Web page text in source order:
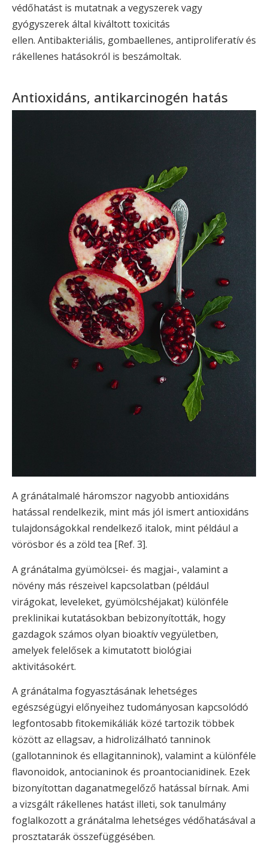
védőhatást is mutatnak a vegyszerek vagy
gyógyszerek által kiváltott toxicitás
ellen. Antibakteriális, gombaellenes, antiproliferatív és
rákellenes hatásokról is beszámoltak.
Antioxidáns, antikarcinogén hatás
A gránátalmalé háromszor nagyobb antioxidáns
hatással rendelkezik, mint más jól ismert antioxidáns
tulajdonságokkal rendelkező italok, mint például a
vörösbor és a zöld tea [Ref. 3].
A gránátalma gyümölcsei- és magjai-, valamint a
növény más részeivel kapcsolatban (például
virágokat, leveleket, gyümölcshéjakat) különféle
preklinikai kutatásokban bebizonyították, hogy
gazdagok számos olyan bioaktív vegyületben,
amelyek felelősek a kimutatott biológiai
aktivitásokért.
A gránátalma fogyasztásának lehetséges
egészségügyi előnyeihez tudományosan kapcsolódó
legfontosabb fitokemikáliák közé tartozik többek
között az ellagsav, a hidrolizálható tanninok
(gallotanninok és ellagitanninok), valamint a különféle
flavonoidok, antocianinok és proantocianidinek. Ezek
bizonyítottan daganatmegelőző hatással bírnak. Ami
a vizsgált rákellenes hatást illeti, sok tanulmány
foglalkozott a gránátalma lehetséges védőhatásával a
prosztatarák összefüggésében.